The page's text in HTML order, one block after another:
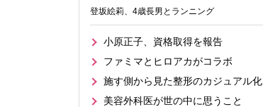
登坂絵莉、4歳長男とランニング
小原正子、資格取得を報告
ファミマとヒロアカがコラボ
施す側から見た整形のカジュアル化
美容外科医が世の中に思うこと